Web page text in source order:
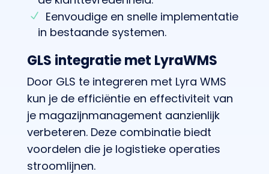
Eenvoudige en snelle implementatie
in bestaande systemen.
GLS integratie met LyraWMS
Door GLS te integreren met Lyra WMS
kun je de efficiëntie en effectiviteit van
je magazijnmanagement aanzienlijk
verbeteren. Deze combinatie biedt
voordelen die je logistieke operaties
stroomlijnen.